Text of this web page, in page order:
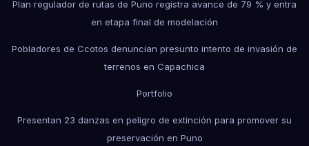
Plan regulador de rutas de Puno registra avance de 79 % y entra
en etapa final de modelación
Pobladores de Ccotos denuncian presunto intento de invasión de
terrenos en Capachica
Portfolio
Presentan 23 danzas en peligro de extinción para promover su
preservación en Puno